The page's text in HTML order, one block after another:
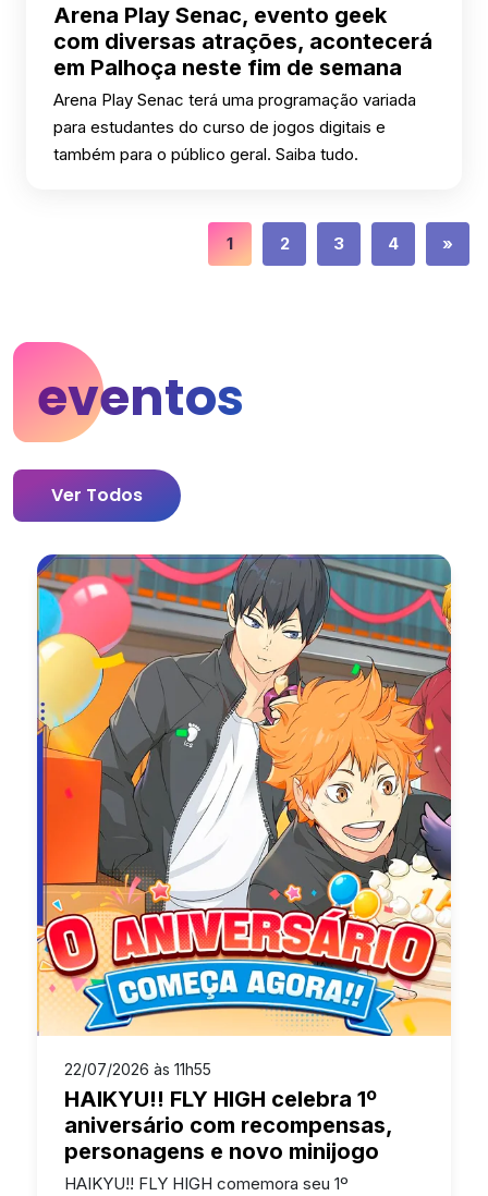
Arena Play Senac, evento geek
com diversas atrações, acontecerá
em Palhoça neste fim de semana
Arena Play Senac terá uma programação variada
para estudantes do curso de jogos digitais e
também para o público geral. Saiba tudo.
1 2 3 4 »
eventos
Ver Todos
22/07/2026 às 11h55
HAIKYU!! FLY HIGH celebra 1º
aniversário com recompensas,
personagens e novo minijogo
HAIKYU!! FLY HIGH comemora seu 1º